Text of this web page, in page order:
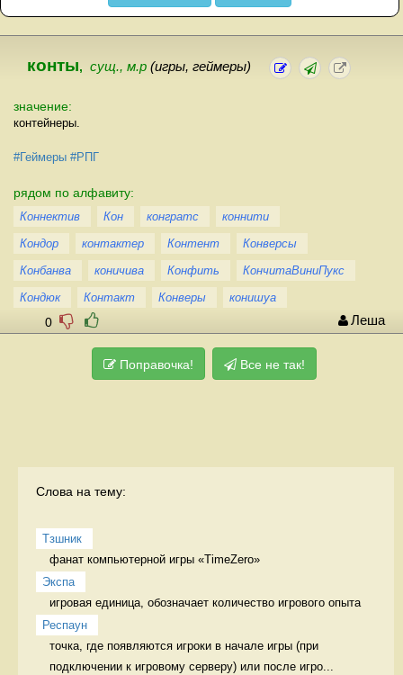
конты, сущ., м.р (игры, геймеры)
значение:
контейнеры.
#Геймеры #РПГ
рядом по алфавиту:
Коннектив Кон конгратс
коннити
Кондор
контактер Контент
Конверсы
Конбанва
коничива Конфить
КончитаВиниПукс
Кондюк
Контакт Конверы конишуа
0 Леша
Поправочка! Все не так!
Слова на тему:
Тзшник
фанат компьютерной игры «ТimeZero»
Экспа
игровая единица, обозначает количество игрового опыта
Респаун
точка, где появляются игроки в начале игры (при
подключении к игровому серверу) или после игро...